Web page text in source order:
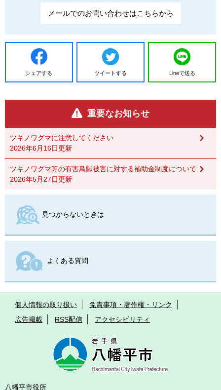
メールでのお問い合わせはこちらから
シェアする ツイートする Lineで送る
重要なお知らせ
ツキノワグマに注意してください
2026年6月16日更新
ツキノワグマ等の有害鳥獣被害に対する補助金制度について
2026年5月27日更新
見つからないときは
よくある質問
個人情報の取り扱い
免責事項・著作権・リンク
広告掲載
RSS配信 アクセシビリティ
八幡平市役所